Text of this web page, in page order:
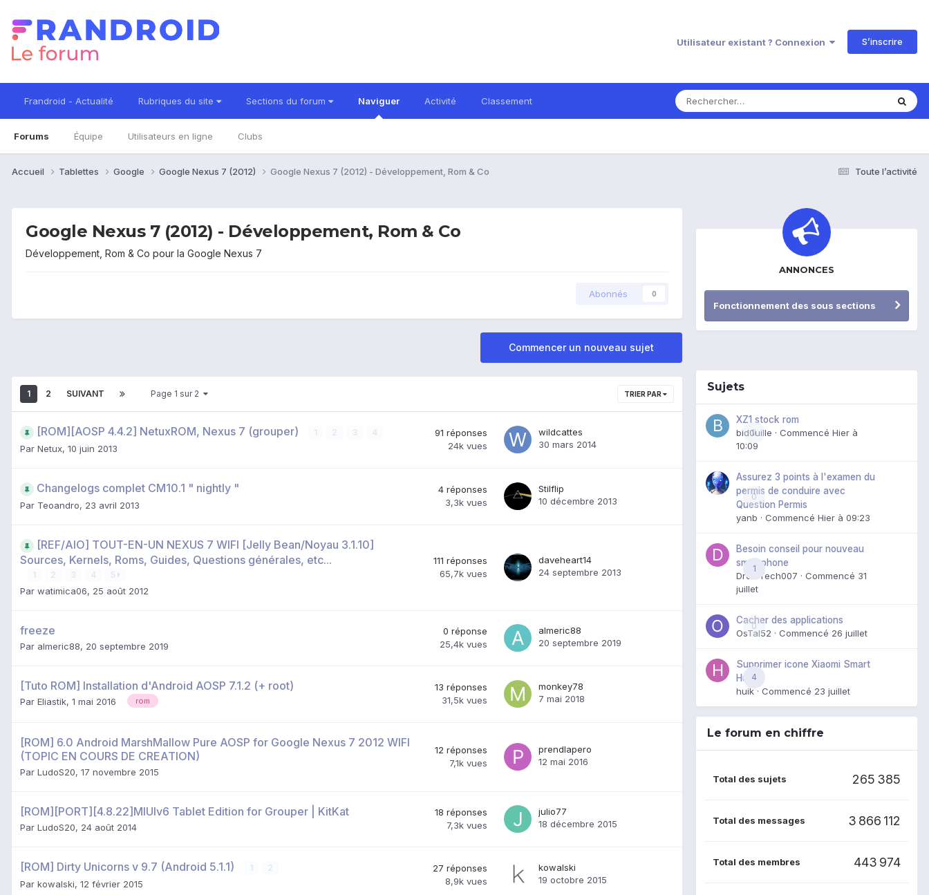
Utilisateur existant ? Connexion S’inscrire
Frandroid - Actualité Rubriques du site Sections du forum Naviguer
Forums Équipe Utilisateurs en ligne Clubs
Activité Classement
Toute l’activité
Accueil Tablettes Google Google Nexus 7 (2012) Google Nexus 7 (2012) - Développement, Rom & Co
Google Nexus 7 (2012) - Développement, Rom & Co
Développement, Rom & Co pour la Google Nexus 7
Abonnés 0
Commencer un nouveau sujet
TRIER PAR
1 2 SUIVANT Page 1 sur 2
[ROM][AOSP 4.4.2] NetuxROM, Nexus 7 (grouper)
Par Netux, 10 juin 2013
91 réponses
24k vues
wildcattes
30 mars 2014
Changelogs complet CM10.1 " nightly "
Par Teoandro, 23 avril 2013
4 réponses
3,3k vues
Stilflip
10 décembre 2013
[REF/AIO] TOUT-EN-UN NEXUS 7 WIFI [Jelly Bean/Noyau 3.1.10]
Sources, Kernels, Roms, Guides, Questions générales, etc...
Par watimica06, 25 août 2012
111 réponses
65,7k vues
daveheart14
24 septembre 2013
freeze
Par almeric88, 20 septembre 2019
0 réponse
25,4k vues
almeric88
20 septembre 2019
[Tuto ROM] Installation d'Android AOSP 7.1.2 (+ root)
Par Eliastik, 1 mai 2016 rom
13 réponses
31,5k vues
monkey78
7 mai 2018
[ROM] 6.0 Android MarshMallow Pure AOSP for Google Nexus 7 2012 WIFI
(TOPIC EN COURS DE CREATION)
Par LudoS20, 17 novembre 2015
12 réponses
7,1k vues
prendlapero
12 mai 2016
[ROM][PORT][4.8.22]MIUIv6 Tablet Edition for Grouper | KitKat
Par LudoS20, 24 août 2014
18 réponses
7,3k vues
julio77
18 décembre 2015
[ROM] Dirty Unicorns v 9.7 (Android 5.1.1)
Par kowalski, 12 février 2015
27 réponses
8,9k vues
kowalski
19 octobre 2015
ANNONCES
Fonctionnement des sous sections
Sujets
0
XZ1 stock rom
bid0uille · Commencé Hier à
10:09
0
Assurez 3 points à l'examen du
permis de conduire avec
Question Permis
yanb · Commencé Hier à 09:23
1
Besoin conseil pour nouveau
smartphone
DroidTech007 · Commencé 31
juillet
0
Cacher des applications
OsTal52 · Commencé 26 juillet
4
Supprimer icone Xiaomi Smart
Hub
huik · Commencé 23 juillet
Le forum en chiffre
Total des sujets 265 385
Total des messages 3 866 112
Total des membres 443 974